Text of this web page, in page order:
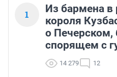
1
Из бармена в
короля
о Печерском,
спорящем с
14 279 12